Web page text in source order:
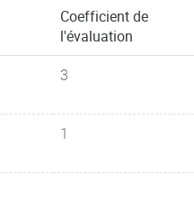
Coefficient de
l'évaluation
3
1